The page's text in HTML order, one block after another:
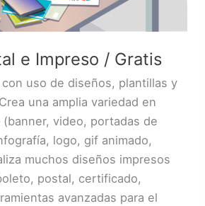
e Impreso / Gratis
uso de diseños, plantillas y
una amplia variedad en
video, portadas de
logo, gif animado,
muchos diseños impresos
postal, certificado,
avanzadas para el